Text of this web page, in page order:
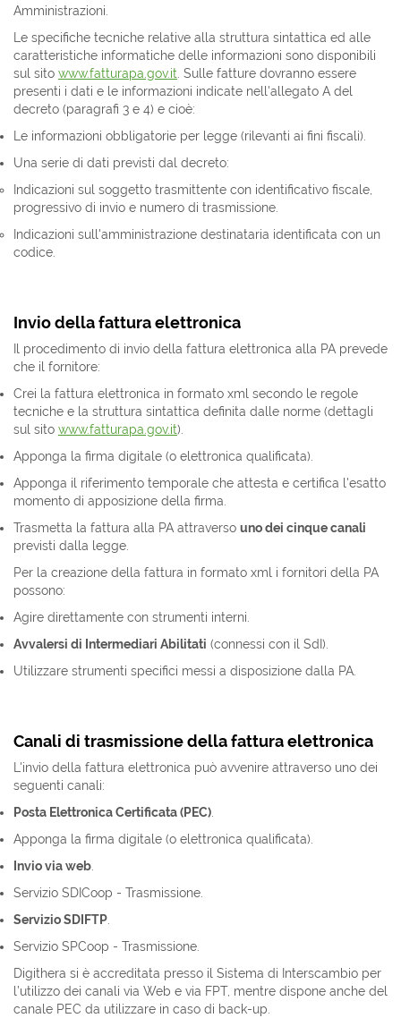
Amministrazioni.
Le specifiche tecniche relative alla struttura sintattica ed alle
caratteristiche informatiche delle informazioni sono disponibili
sul sito www.fatturapa.gov.it . Sulle fatture dovranno essere
presenti i dati e le informazioni indicate nell'allegato A del
decreto (paragrafi 3 e 4) e cioè:
Le informazioni obbligatorie per legge (rilevanti ai fini fiscali).
Una serie di dati previsti dal decreto:
Indicazioni sul soggetto trasmittente con identificativo fiscale,
progressivo di invio e numero di trasmissione.
Indicazioni sull'amministrazione destinataria identificata con un
codice.
Invio della fattura elettronica
Il procedimento di invio della fattura elettronica alla PA prevede
che il fornitore:
Crei la fattura elettronica in formato xml secondo le regole
tecniche e la struttura sintattica definita dalle norme (dettagli
sul sito www.fatturapa.gov.it).
Apponga la firma digitale (o elettronica qualificata).
Apponga il riferimento temporale che attesta e certifica l'esatto
momento di apposizione della firma.
Trasmetta la fattura alla PA attraverso uno dei cinque canali
previsti dalla legge.
Per la creazione della fattura in formato xml i fornitori della PA
possono:
Agire direttamente con strumenti interni.
Avvalersi di Intermediari Abilitati (connessi con il SdI).
Utilizzare strumenti specifici messi a disposizione dalla PA.
Canali di trasmissione della fattura elettronica
L'invio della fattura elettronica può avvenire attraverso uno dei
seguenti canali:
Posta Elettronica Certificata (PEC)
Apponga la firma digitale (o elettronica qualificata).
Invio via web
Servizio SDICoop - Trasmissione.
Servizio SDIFTP
Servizio SPCoop - Trasmissione.
Digithera si è accreditata presso il Sistema di Interscambio per
l’utilizzo dei canali via Web e via FPT, mentre dispone anche del
canale PEC da utilizzare in caso di back-up.